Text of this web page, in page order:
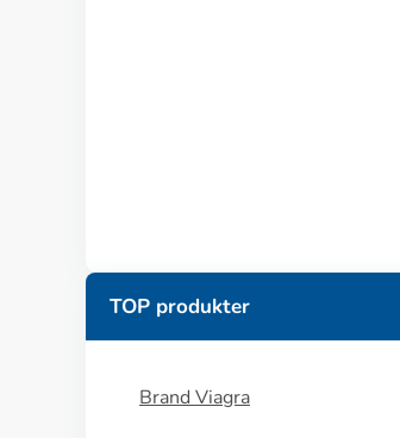
TOP produkter
Brand Viagra